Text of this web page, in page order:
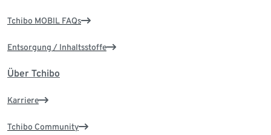
Tchibo MOBIL FAQs
Entsorgung / Inhaltsstoffe
Über Tchibo
Karriere
Tchibo Community